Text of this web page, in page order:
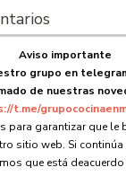
Cocina en Mambo .
Aviso importante
grupo en
de nuestras
t.me/
para garantizar que le
sitio web. Si
que está